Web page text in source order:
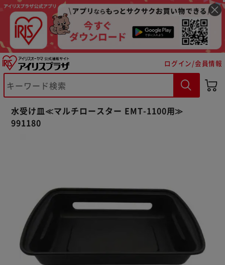
ログイン/会員情報
水受け皿≪マルチロースター EMT-1100用≫
991180
※ご確認ください
カートに入れる 購入手続きへ